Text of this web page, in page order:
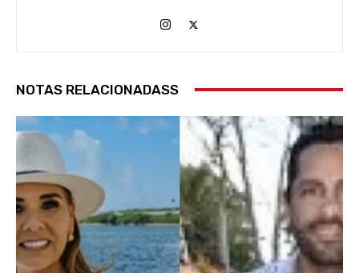
NOTAS RELACIONADASS